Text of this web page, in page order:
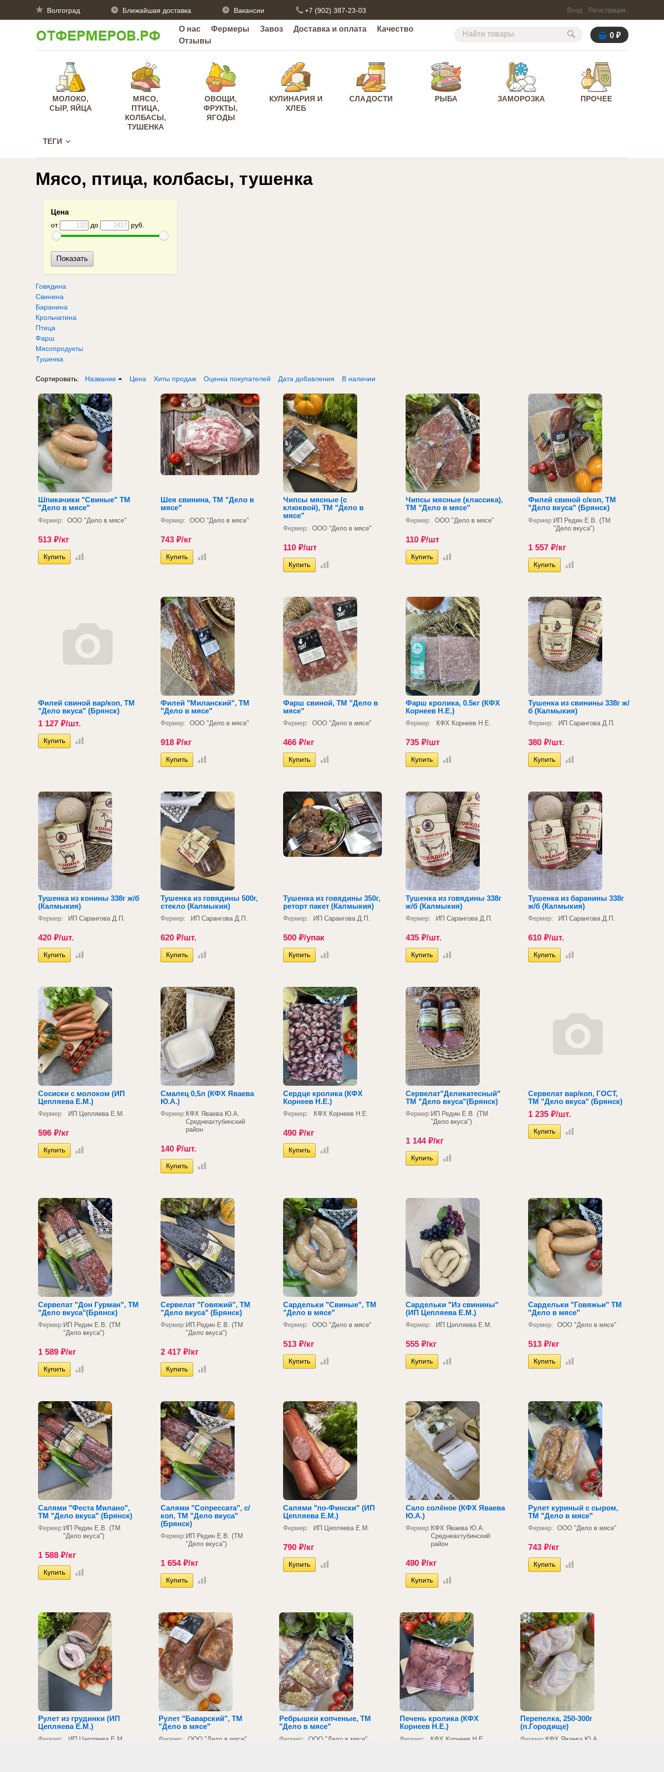
Волгоград Ближайшая доставка Вакансии +7 (902) 387-23-03 Вход Регистрация
О нас Фермеры Завоз Доставка и оплата
Качество
Отзывы
0 ₽
МОЛОКО,
СЫР, ЯЙЦА
МЯСО,
ПТИЦА,
КОЛБАСЫ,
ТУШЕНКА
ОВОЩИ,
ФРУКТЫ,
ЯГОДЫ
КУЛИНАРИЯ И
ХЛЕБ
СЛАДОСТИ РЫБА ЗАМОРОЗКА ПРОЧЕЕ
ТЕГИ
Мясо, птица, колбасы, тушенка
Цена
от до руб.
Говядина
Свинина
Баранина
Крольчатина
Птица
Фарш
Мясопродукты
Тушенка
Сортировать: Название Цена Хиты продаж Оценка покупателей Дата добавления В наличии
Шпикачики "Свиные" ТМ
"Дело в мясе"
Фермер: ООО "Дело в мясе"
513 ₽/кг
Шея свинина, ТМ "Дело в
мясе"
Фермер: ООО "Дело в мясе"
743 ₽/кг
Чипсы мясные (с
клюквой), ТМ "Дело в
мясе"
Фермер: ООО "Дело в мясе"
110 ₽/шт
Чипсы мясные (классика),
ТМ "Дело в мясе"
Фермер: ООО "Дело в мясе"
110 ₽/шт
Филей свиной с/коп, ТМ
"Дело вкуса" (Брянск)
Фермер: ИП Редин Е.В. (ТМ
"Дело вкуса")
1 557 ₽/кг
Филей свиной вар/коп, ТМ
"Дело вкуса" (Брянск)
1 127 ₽/шт.
Филей "Миланский", ТМ
"Дело в мясе"
Фермер: ООО "Дело в мясе"
918 ₽/кг
Фарш свиной, ТМ "Дело в
мясе"
Фермер: ООО "Дело в мясе"
466 ₽/кг
Фарш кролика, 0.5кг (КФХ
Корнеев Н.Е.)
Фермер: КФХ Корнеев Н.Е.
735 ₽/шт
Тушенка из свинины 338г ж/
б (Калмыкия)
Фермер: ИП Сарангова Д.П.
380 ₽/шт.
Тушенка из конины 338г ж/б
(Калмыкия)
Фермер: ИП Сарангова Д.П.
420 ₽/шт.
Тушенка из говядины 500г,
стекло (Калмыкия)
Фермер: ИП Сарангова Д.П.
620 ₽/шт.
Тушенка из говядины 350г,
реторт пакет (Калмыкия)
Фермер: ИП Сарангова Д.П.
500 ₽/упак
Тушенка из говядины 338г
ж/б (Калмыкия)
Фермер: ИП Сарангова Д.П.
435 ₽/шт.
Тушенка из баранины 338г
ж/б (Калмыкия)
Фермер: ИП Сарангова Д.П.
610 ₽/шт.
Сосиски с молоком (ИП
Цепляева Е.М.)
Фермер: ИП Цепляева Е.М.
596 ₽/кг
Смалец 0,5л (КФХ Яваева
Ю.А.)
Фермер: КФХ Яваева Ю.А.
Среднеахтубинский
район
140 ₽/шт.
Сердце кролика (КФХ
Корнеев Н.Е.)
Фермер: КФХ Корнеев Н.Е.
490 ₽/кг
Сервелат"Деликатесный"
ТМ "Дело вкуса"(Брянск)
Фермер: ИП Редин Е.В. (ТМ
"Дело вкуса")
1 144 ₽/кг
Сервелат вар/коп, ГОСТ,
ТМ "Дело вкуса" (Брянск)
1 235 ₽/шт.
Сервелат "Дон Гурман", ТМ
"Дело вкуса"(Брянск)
Фермер: ИП Редин Е.В. (ТМ
"Дело вкуса")
1 589 ₽/кг
Сервелат "Говяжий", ТМ
"Дело вкуса" (Брянск)
Фермер: ИП Редин Е.В. (ТМ
"Дело вкуса")
2 417 ₽/кг
Сардельки "Свиные", ТМ
"Дело в мясе"
Фермер: ООО "Дело в мясе"
513 ₽/кг
Сардельки "Из свинины"
(ИП Цепляева Е.М.)
Фермер: ИП Цепляева Е.М.
555 ₽/кг
Сардельки "Говяжьи" ТМ
"Дело в мясе"
Фермер: ООО "Дело в мясе"
513 ₽/кг
Салями "Феста Милано",
ТМ "Дело вкуса" (Брянск)
Фермер: ИП Редин Е.В. (ТМ
"Дело вкуса")
1 588 ₽/кг
Салями "Сопрессата", с/
коп, ТМ "Дело вкуса"
(Брянск)
Фермер: ИП Редин Е.В. (ТМ
"Дело вкуса")
1 654 ₽/кг
Салями "по-Фински" (ИП
Цепляева Е.М.)
Фермер: ИП Цепляева Е.М.
790 ₽/кг
Сало солёное (КФХ Яваева
Ю.А.)
Фермер: КФХ Яваева Ю.А.
Среднеахтубинский
район
490 ₽/кг
Рулет куриный с сыром,
ТМ "Дело в мясе"
Фермер: ООО "Дело в мясе"
743 ₽/кг
Рулет из грудинки (ИП
Цепляева Е.М.)
Фермер: ИП Цепляева Е.М.
Рулет "Баварский", ТМ
"Дело в мясе"
Фермер: ООО "Дело в мясе"
Ребрышки копченые, ТМ
"Дело в мясе"
Фермер: ООО "Дело в мясе"
Печень кролика (КФХ
Корнеев Н.Е.)
Фермер: КФХ Корнеев Н.Е.
Перепелка, 250-300г
(п.Городище)
Фермер:КФХ Яваева Ю.А.